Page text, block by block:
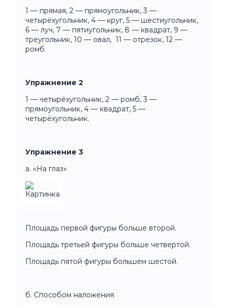
1 — прямая, 2 — прямоугольник, 3 —
четырёхугольник, 4 — круг, 5 — шестиугольник,
6 — луч, 7 — пятиугольник, 8 — квадрат, 9 —
треугольник, 10 — овал, 11 — отрезок, 12 —
ромб.
Упражнение 2
1 — четырёхугольник, 2 — ромб, 3 —
прямоугольник, 4 — квадрат, 5 —
четырёхугольник.
Упражнение 3
а. «На глаз»
Площадь первой фигуры больше второй.
Площадь третьей фигуры больше четвертой.
Площадь пятой фигуры большем шестой.
б. Способом наложения